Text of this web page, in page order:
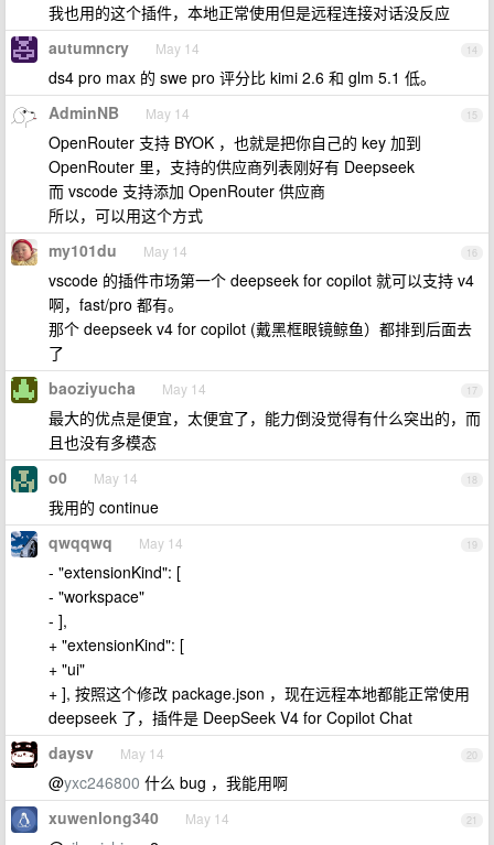
我也用的这个插件，本地正常使用但是远程连接对话没反应
14
autumncry May 14
ds4 pro max 的 swe pro 评分比 kimi 2.6 和 glm 5.1 低。
15
AdminNB May 14
OpenRouter 支持 BYOK ，也就是把你自己的 key 加到
OpenRouter 里，支持的供应商列表刚好有 Deepseek
而 vscode 支持添加 OpenRouter 供应商
所以，可以用这个方式
16
my101du May 14
vscode 的插件市场第一个 deepseek for copilot 就可以支持 v4
啊，fast/pro 都有。
那个 deepseek v4 for copilot (戴黑框眼镜鲸鱼）都排到后面去
了
17
baoziyucha May 14
最大的优点是便宜，太便宜了，能力倒没觉得有什么突出的，而
且也没有多模态
18
o0 May 14
我用的 continue
19
qwqqwq May 14
- "extensionKind": [
- "workspace"
- ],
+ "extensionKind": [
+ "ui"
+ ], 按照这个修改 package.json ，现在远程本地都能正常使用
deepseek 了，插件是 DeepSeek V4 for Copilot Chat
20
daysv May 14
@yxc246800 什么 bug ，我能用啊
21
xuwenlong340 May 14